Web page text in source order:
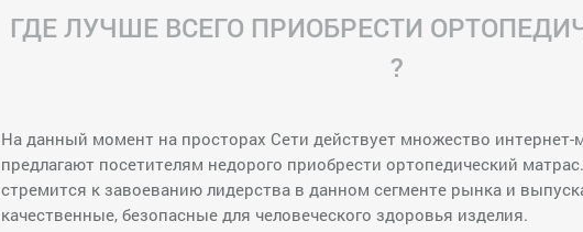
ГДЕ ЛУЧШЕ ВСЕГО ПРИОБРЕСТИ
?
На данный момент на просторах Сети действует множество интернет-
предлагают посетителям недорого приобрести ортопедический
стремится к завоеванию лидерства в данном сегменте рынка и
качественные, безопасные для человеческого здоровья изделия.